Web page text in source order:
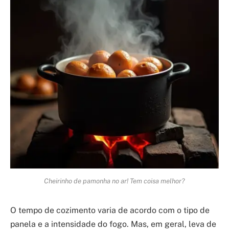
Cheirinho de pamonha no ar! Tem coisa melhor?
O tempo de cozimento varia de acordo com o tipo de
panela e a intensidade do fogo. Mas, em geral, leva de